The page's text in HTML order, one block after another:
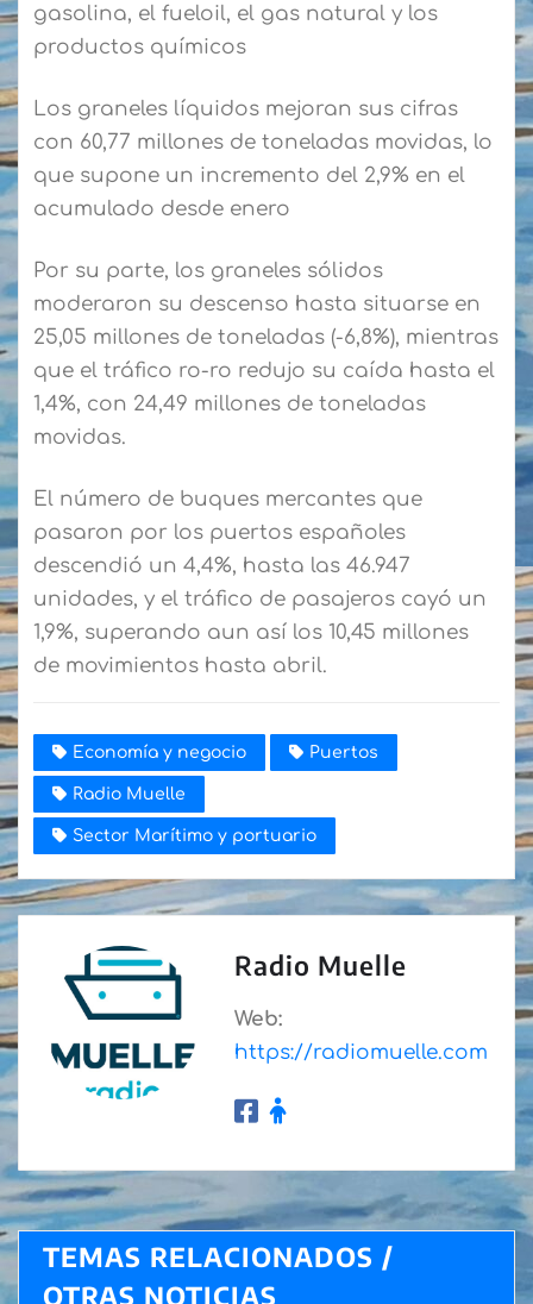
gasolina, el fueloil, el gas natural y los
productos químicos
Los graneles líquidos mejoran sus cifras
con 60,77 millones de toneladas movidas, lo
que supone un incremento del 2,9% en el
acumulado desde enero
Por su parte, los graneles sólidos
moderaron su descenso hasta situarse en
25,05 millones de toneladas (-6,8%), mientras
que el tráfico ro-ro redujo su caída hasta el
1,4%, con 24,49 millones de toneladas
movidas.
El número de buques mercantes que
pasaron por los puertos españoles
descendió un 4,4%, hasta las 46.947
unidades, y el tráfico de pasajeros cayó un
1,9%, superando aun así los 10,45 millones
de movimientos hasta abril.
Economía y negocio Puertos
Radio Muelle
Sector Marítimo y portuario
Radio Muelle
Web:
https://radiomuelle.com
TEMAS RELACIONADOS /
OTRAS NOTICIAS